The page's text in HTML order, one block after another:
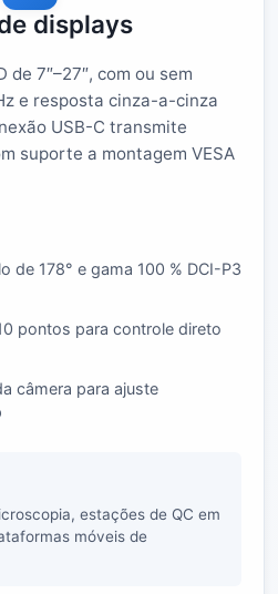
displays
de 7″–27″, com ou sem
e resposta cinza-a-cinza
USB-C transmite
suporte a montagem VESA
de 178° e gama 100 % DCI-P3
pontos para controle direto
câmera para ajuste
estações de QC em
móveis de